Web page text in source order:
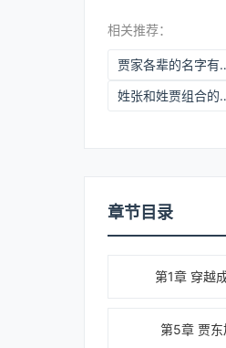
相关推荐：
贾家各辈
姓张和
章节目录
第1章 穿越
第5章 贾